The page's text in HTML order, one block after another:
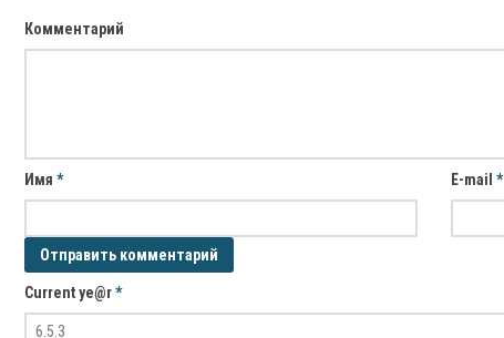
Комментарий
Имя * E-mail *
Current ye@r*